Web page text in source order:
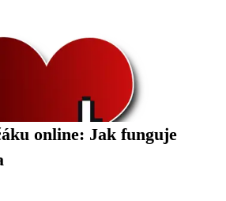
online: Jak funguje